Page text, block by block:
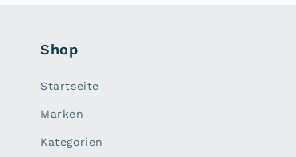
Shop
Startseite
Marken
Kategorien